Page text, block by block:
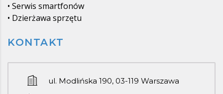
• Serwis smartfonów
• Dzierżawa sprzętu
KONTAKT
ul. Modlińska 190, 03-119 Warszawa